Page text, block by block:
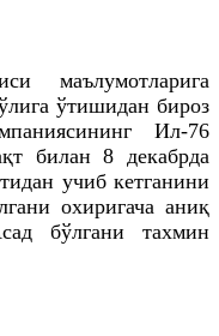
маълумотларига
ўтишидан бироз
Ил-76
билан 8 декабрда
учиб кетганини
охиригача аниқ
бўлгани тахмин